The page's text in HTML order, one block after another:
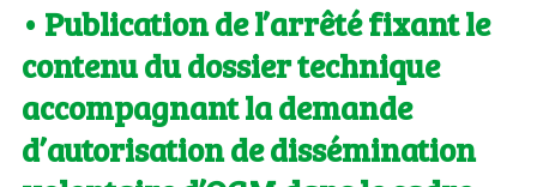
• Publication de l’arrêté fixant le
contenu du dossier technique
accompagnant la demande
d’autorisation de dissémination